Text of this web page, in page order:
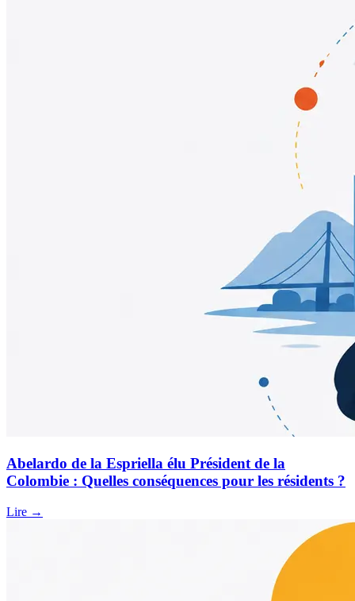
Abelardo de la Espriella élu Président de la
Colombie : Quelles conséquences pour les résidents ?
Lire →